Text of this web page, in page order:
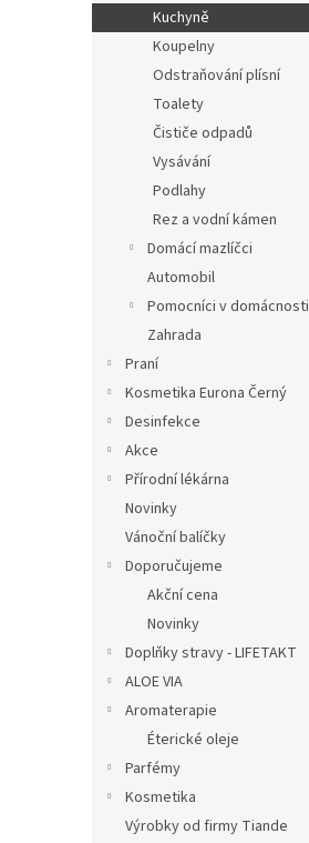
n
e
Kuchyně
Koupelny
Odstraňování plísní
Toalety
Čističe odpadů
Vysávání
Podlahy
Rez a vodní kámen
Domácí mazlíčci
Automobil
Pomocníci v domácnosti
Zahrada
Praní
Kosmetika Eurona Černý
Desinfekce
Akce
Přírodní lékárna
Novinky
Vánoční balíčky
Doporučujeme
Akční cena
Novinky
Doplňky stravy - LIFETAKT
ALOE VIA
Aromaterapie
Éterické oleje
Parfémy
Kosmetika
Výrobky od firmy Tiande